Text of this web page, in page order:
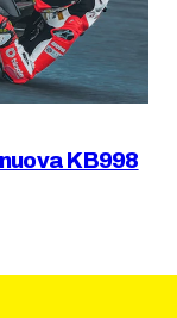
KB998